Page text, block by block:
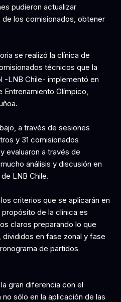
pudieron actualizar
los comisionados, obtener
se realizó la clínica de
técnicos que la
-LNB Chile- implementó en
Olímpico,
a través de sesiones
y 31 comisionados
evaluaron a través de
análisis y discusión en
LNB Chile.
criterios que se aplicarán en
propósito de la clínica es
claros preparando lo que
divididos en fase zonal y fase
de partidos
gran diferencia con el
sólo en la aplicación de las